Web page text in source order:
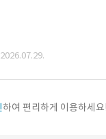
하여 편리하게 이용하세요!